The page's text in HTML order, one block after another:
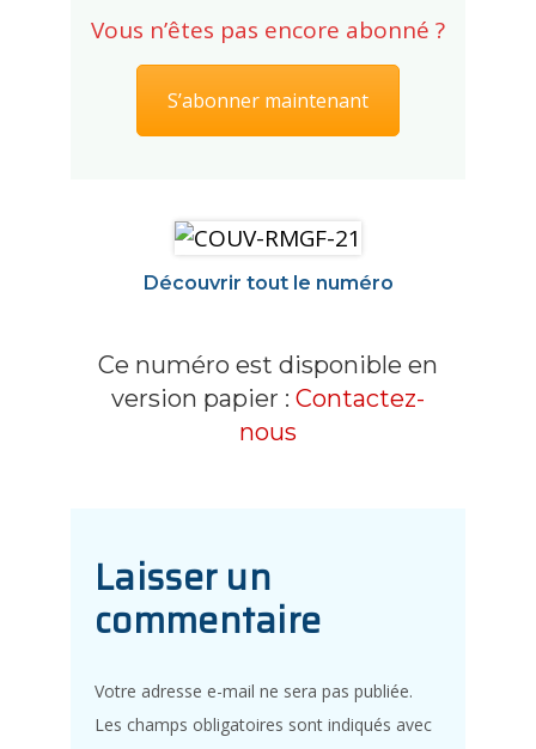
Vous n’êtes pas encore abonné ?
S’abonner maintenant
Découvrir tout le numéro
Ce numéro est disponible en
version papier : Contactez-
nous
Laisser un
commentaire
Votre adresse e-mail ne sera pas publiée.
Les champs obligatoires sont indiqués avec